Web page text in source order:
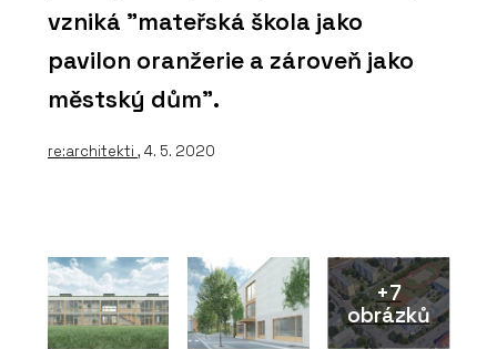
vzniká "mateřská škola jako
pavilon oranžerie a zároveň jako
městský dům".
re:architekti , 4. 5. 2020
+7
obrázků